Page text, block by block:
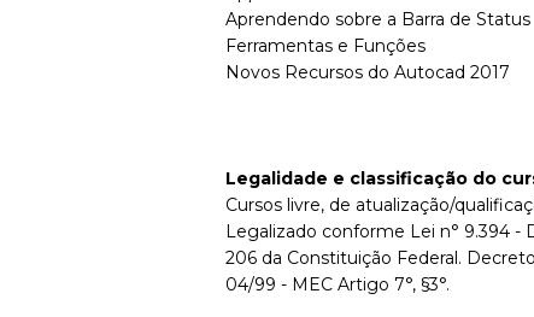
Aprendendo sobre a Barra de Status
Ferramentas e Funções
Novos Recursos do Autocad 2017
Legalidade e classificação do
Cursos livre, de atualização/
Legalizado conforme Lei n° 9.394 -
206 da Constituição Federal.
04/99 - MEC Artigo 7°, §3°.